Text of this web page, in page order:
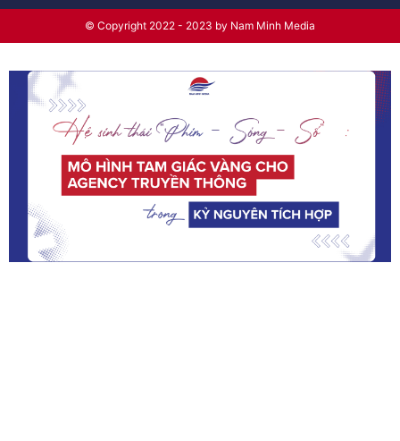
© Copyright 2022 - 2023 by Nam Minh Media